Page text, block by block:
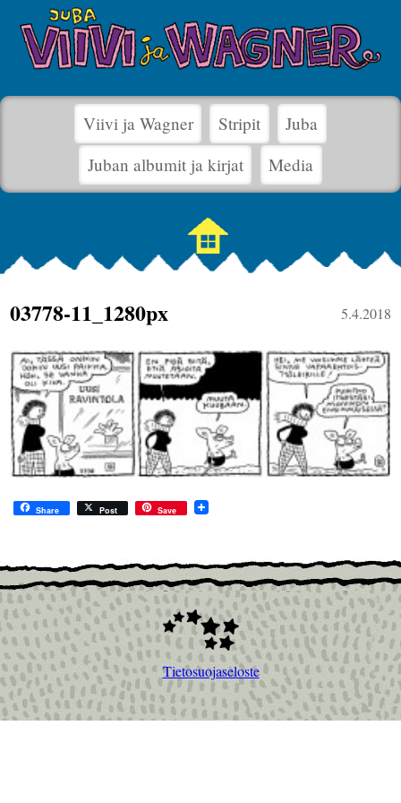
Viivi ja Wagner Stripit
Juba
Juban albumit ja kirjat
Media
5.4.2018
03778-11_1280px
Share Post Save
Tietosuojaseloste